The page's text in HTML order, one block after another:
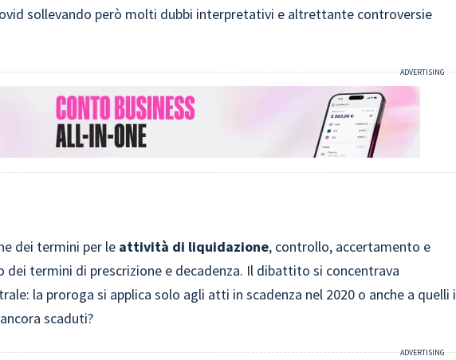
sollevando però molti dubbi interpretativi e altrettante controversie
dei termini per le attività di liquidazione, controllo, accertamento e
dei termini di prescrizione e decadenza. Il dibattito si concentrava
la proroga si applica solo agli atti in scadenza nel 2020 o anche a quelli i
scaduti?